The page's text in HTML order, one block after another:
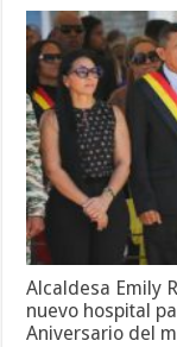
Alcaldesa Emily
nuevo hospital
Aniversario del